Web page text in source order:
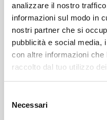
analizzare il nostro
informazioni sul modo in
nostri partner che si
pubblicità e social media,
con altre informazioni che
raccolto dal tuo utilizzo
delNecessari
Sondrio